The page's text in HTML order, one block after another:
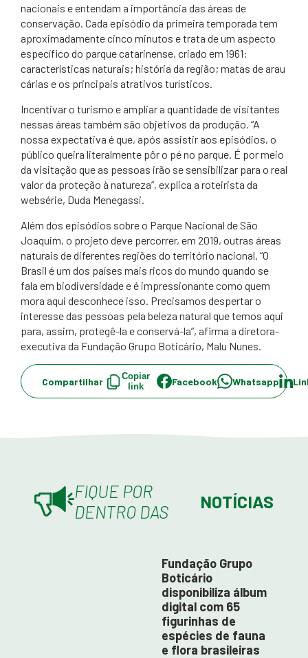
nacionais e entendam a importância das áreas de
conservação. Cada episódio da primeira temporada tem
aproximadamente cinco minutos e trata de um aspecto
específico do parque catarinense, criado em 1961:
características naturais; história da região; matas de arau​
cárias e os principais atrat​ivos turísticos.
Incentivar o turismo e ampliar a quantidade de visitantes
nessas áreas também são objetivos da produção. “A
nossa expectativa é que, após assistir aos episódios, o
público queira literalmente pôr o pé no parque. É por meio
da visitação que as pessoas irão se sensibilizar para o real
valor da proteção à natureza”, explica a roteirista da
websérie, Duda Menegassi.
Além dos episódios sobre o Parque Nacional de São
Joaquim, o projeto deve percorrer, em 2019, outras áreas
naturais de diferentes regiões do território nacional. “O
Brasil é um dos países mais ricos do mundo quando se
fala em biodiversidade e é impressionante como quem
mora aqui desconhece isso. Precisamos despertar o
interesse das pessoas pela beleza natural que temos aqui
para, assim, protegê-la e conservá-la”, afirma a diretora-
executiva da Fundação Grupo Boticário, Malu Nunes.​
Compartilhar
Copiar
link
Facebook Whatsapp
FIQUE POR
DENTRO DAS
NOTÍCIAS
Fundação Grupo
Boticário
disponibiliza álbum
digital com 65
figurinhas de
espécies de fauna
e flora brasileiras